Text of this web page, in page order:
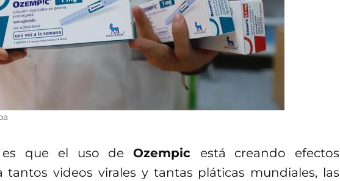
que el uso de Ozempic está creando efectos
tantos videos virales y tantas pláticas mundiales, las